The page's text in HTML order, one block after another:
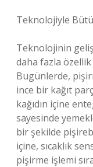
Teknolojiyle
Teknolojinin
daha fazla
Bugünlerde,
ince bir kağıt
kağıdın içine
sayesinde
bir şekilde
içine, sıcaklık
pişirme işlemi